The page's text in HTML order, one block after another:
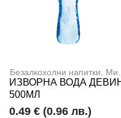
Безалкохолни напитки Минерална вода
ИЗВОРНА ВОДА
500МЛ
0.49 € (0.96 лв.)